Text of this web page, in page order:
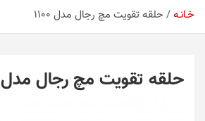
خـانـه حلقه تقویت مچ رجال مدل 1100
حلقه تقویت مچ رجال مدل 1100